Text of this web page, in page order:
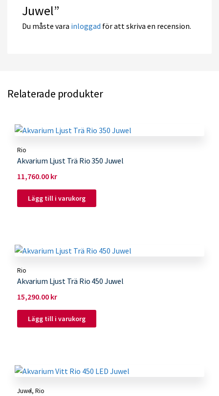
Juwel”
Du måste vara inloggad för att skriva en recension.
Relaterade produkter
Rio
Akvarium Ljust Trä Rio 350 Juwel
11,760.00 kr
Lägg till i varukorg
Rio
Akvarium Ljust Trä Rio 450 Juwel
15,290.00 kr
Lägg till i varukorg
Juwel,Rio